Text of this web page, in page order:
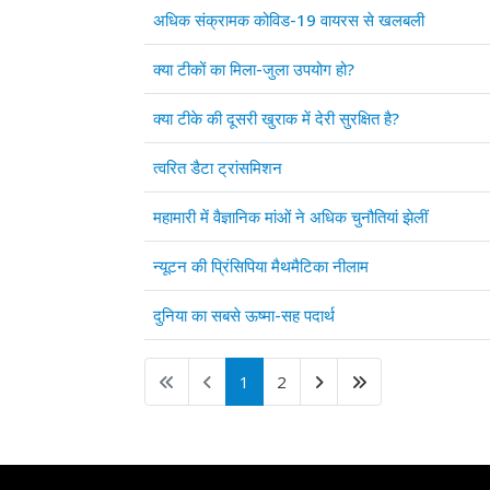
अधिक संक्रामक कोविड-19 वायरस से खलबली
क्या टीकों का मिला-जुला उपयोग हो?
क्या टीके की दूसरी खुराक में देरी सुरक्षित है?
त्वरित डैटा ट्रांसमिशन
महामारी में वैज्ञानिक मांओं ने अधिक चुनौतियां झेलीं
न्यूटन की प्रिंसिपिया मैथमैटिका नीलाम
दुनिया का सबसे ऊष्मा-सह पदार्थ
1 2